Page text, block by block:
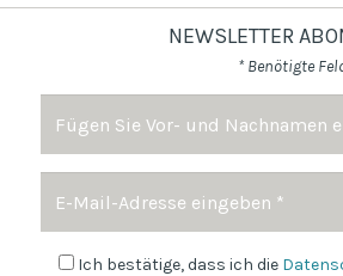
NEWSLETTER
* Benötigte
und
Ich bestätige, dass ich die